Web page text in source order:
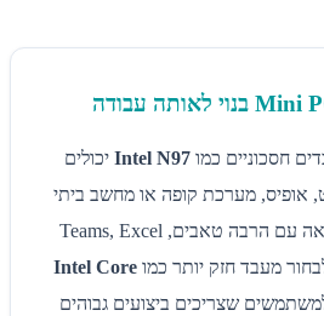
כמו Intel N97יכולים
מערכת קופה או מחשב ביתי
קל. לעבודה משרדית מלאה עם הרבה טאבים, Teams, Excel
מעבד חזק יותר כמוIntel Core
שצריכים ביצועים גבוהים